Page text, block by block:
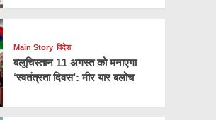
Main Story विदेश
बलूचिस्तान 11 अगस्त को मनाएगा
‘स्वतंत्रता दिवस’: मीर यार बलोच